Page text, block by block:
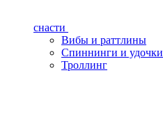
снасти
Вибы и раттлины
Спиннинги и удочки
Троллинг